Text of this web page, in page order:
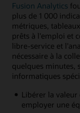
Fusion Analytics
plus de 1 000
métriques,
prêts à l'emploi et
libre-service et
nécessaire à la
quelques minutes,
informatiques
Libérer la valeur
employer une